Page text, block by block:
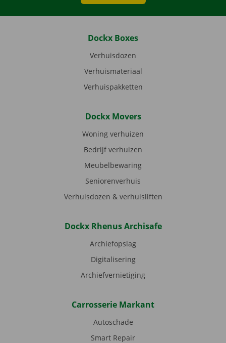
Dockx Boxes
Verhuisdozen
Verhuismateriaal
Verhuispakketten
Dockx Movers
Woning verhuizen
Bedrijf verhuizen
Meubelbewaring
Seniorenverhuis
Verhuisdozen & verhuisliften
Dockx Rhenus Archisafe
Archiefopslag
Digitalisering
Archiefvernietiging
Carrosserie Markant
Autoschade
Smart Repair